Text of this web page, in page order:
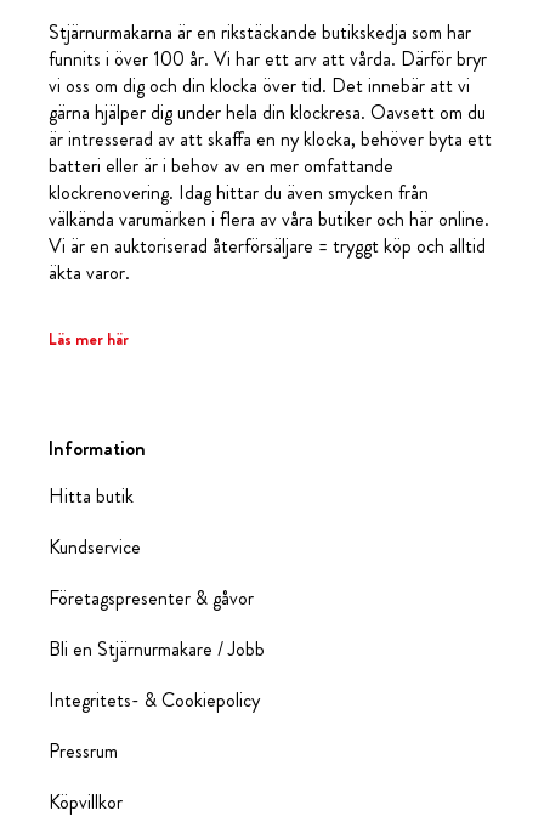
Stjärnurmakarna är en rikstäckande butikskedja som har
funnits i över 100 år. Vi har ett arv att vårda. Därför bryr
vi oss om dig och din klocka över tid. Det innebär att vi
gärna hjälper dig under hela din klockresa. Oavsett om du
är intresserad av att skaffa en ny klocka, behöver byta ett
batteri eller är i behov av en mer omfattande
klockrenovering. Idag hittar du även smycken från
välkända varumärken i flera av våra butiker och här online.
Vi är en auktoriserad återförsäljare = tryggt köp och alltid
äkta varor.
Läs mer här
Information
Hitta butik
Kundservice
Företagspresenter & gåvor
Bli en Stjärnurmakare / Jobb
Integritets- & Cookiepolicy
Pressrum
Köpvillkor